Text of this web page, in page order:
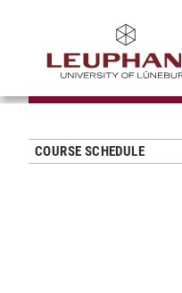
COURSE SCHEDULE